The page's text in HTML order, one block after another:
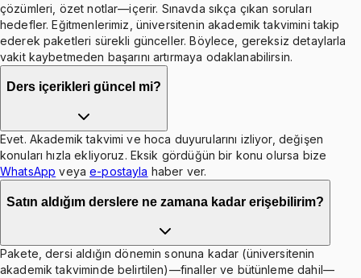
çözümleri, özet notlar—içerir. Sınavda sıkça çıkan soruları
hedefler. Eğitmenlerimiz, üniversitenin akademik takvimini takip
ederek paketleri sürekli günceller. Böylece, gereksiz detaylarla
vakit kaybetmeden başarını artırmaya odaklanabilirsin.
Ders içerikleri güncel mi?
Evet. Akademik takvimi ve hoca duyurularını izliyor, değişen
konuları hızla ekliyoruz. Eksik gördüğün bir konu olursa bize
WhatsApp veya e-postayla haber ver.
Satın aldığım derslere ne zamana kadar erişebilirim?
Pakete, dersi aldığın dönemin sonuna kadar (üniversitenin
akademik takviminde belirtilen)—finaller ve bütünleme dahil—